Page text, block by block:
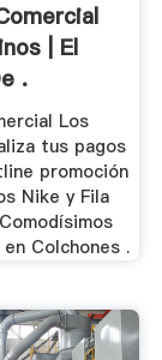
| El
.
Los
tus pagos
promoción
Nike y Fila
Colchones .